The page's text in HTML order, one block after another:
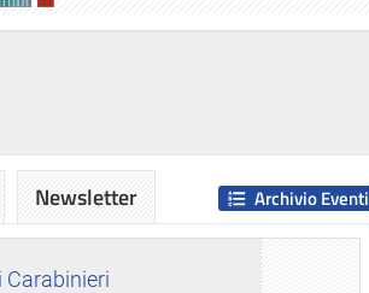
Carabinieri
Archivio Eventi
Newsletter